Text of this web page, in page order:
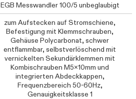
EGB Messwandler 100/5 unbeglaubigt
zum Aufstecken auf Stromschiene,
Befestigung mit Klemmschrauben,
Gehäuse Polycarbonat, schwer
entflammbar, selbstverlöschend mit
vernickelten Sekundärklemmen mit
Kombischrauben M5x10mm und
integrierten Abdeckkappen,
Frequenzbereich 50-60Hz,
Genauigkeitsklasse 1